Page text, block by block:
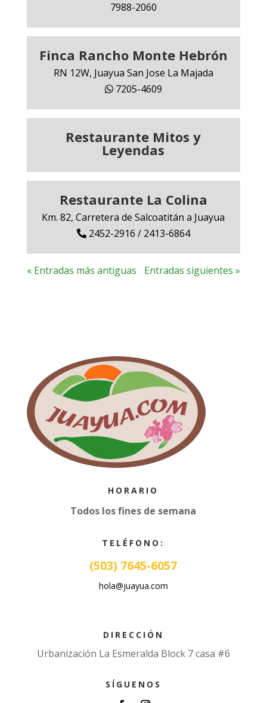
7988-2060
Finca Rancho Monte Hebrón
RN 12W, Juayua San Jose La Majada
7205-4609
Restaurante Mitos y
Leyendas
Restaurante La Colina
Km. 82, Carretera de Salcoatitán a Juayua
2452-2916 / 2413-6864
« Entradas más antiguas Entradas siguientes »
HORARIO
Todos los fines de semana
TELÉFONO:
(503) 7645-6057
hola@juayua.com
DIRECCIÓN
Urbanización La Esmeralda Block 7 casa #6
SÍGUENOS